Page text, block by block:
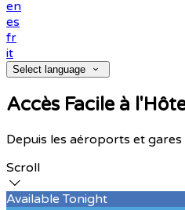
en
es
fr
it
Select language
Accès Facile à
Depuis les aéroports et gares
Scroll
Available Tonight